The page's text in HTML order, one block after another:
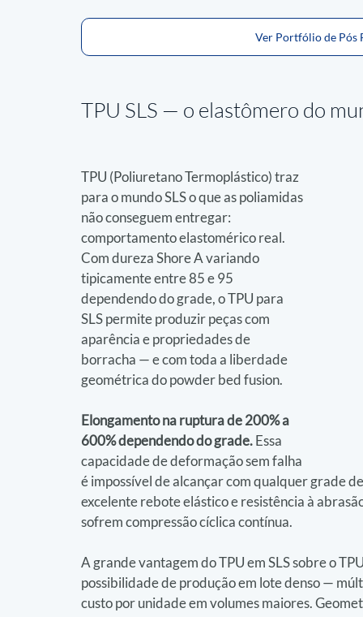
Ver Portfólio de Pós
TPU SLS — o elastômero do
TPU (Poliuretano Termoplástico) traz
para o mundo SLS o que as poliamidas
não conseguem entregar:
comportamento elastomérico real.
Com dureza Shore A variando
tipicamente entre 85 e 95
dependendo do grade, o TPU para
SLS permite produzir peças com
aparência e propriedades de
borracha — e com toda a liberdade
geométrica do powder bed fusion.
Elongamento na ruptura de 200% a
600% dependendo do grade. Essa
capacidade de deformação sem falha
é impossível de alcançar com qualquer grade
excelente rebote elástico e resistência à
sofrem compressão cíclica contínua.
A grande vantagem do TPU em SLS sobre o
possibilidade de produção em lote denso —
custo por unidade em volumes maiores.